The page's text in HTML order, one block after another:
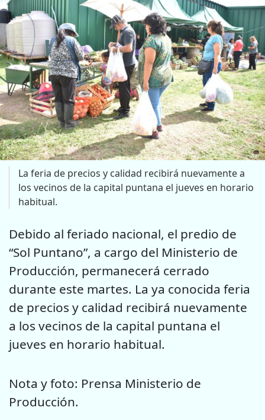
La feria de precios y calidad recibirá nuevamente a
los vecinos de la capital puntana el jueves en horario
habitual.
Debido al feriado nacional, el predio de
“Sol Puntano”, a cargo del Ministerio de
Producción, permanecerá cerrado
durante este martes. La ya conocida feria
de precios y calidad recibirá nuevamente
a los vecinos de la capital puntana el
jueves en horario habitual.
Nota y foto: Prensa Ministerio de
Producción.